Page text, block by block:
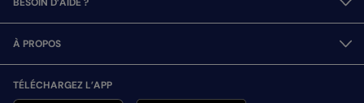
À PROPOS
TÉLÉCHARGEZ L’APP